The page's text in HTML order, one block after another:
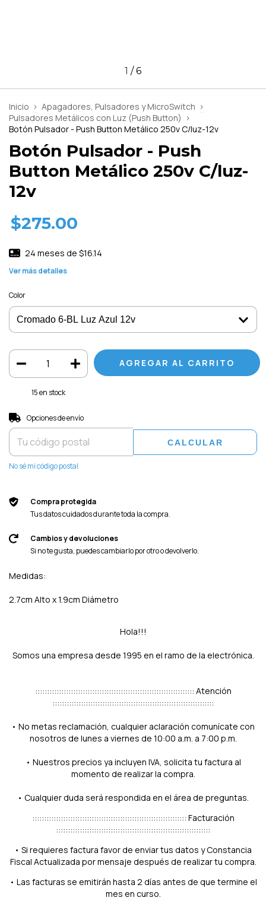
1 /6
Inicio > Apagadores, Pulsadores y MicroSwitch >
Pulsadores Metálicos con Luz (Push Button) >
Botón Pulsador - Push Button Metálico 250v C/luz-12v
Botón Pulsador - Push
Button Metálico 250v C/luz-
12v
$275.00
24 meses de $16.14
Ver más detalles
Color
15en stock
Entregas para el CP:
Opciones de envío
CALCULAR
No sé mi código postal
Compra protegida
Tus datos cuidados durante toda la compra.
Cambios y devoluciones
Si no te gusta, puedes cambiarlo por otro o devolverlo.
Medidas:
2.7cm Alto x 1.9cm Diámetro
Hola!!!
Somos una empresa desde 1995 en el ramo de la electrónica.
::::::::::::::::::::::::::::::::::::::::::::::::::::::::::::::::::: Atención
::::::::::::::::::::::::::::::::::::::::::::::::::::::::::::::::::::
• No metas reclamación, cualquier aclaración comunícate con
nosotros de lunes a viernes de 10:00 a.m. a 7:00 p.m.
• Nuestros precios ya incluyen IVA, solicita tu factura al
momento de realizar la compra.
• Cualquier duda será respondida en el área de preguntas.
::::::::::::::::::::::::::::::::::::::::::::::::::::::::::::::::: Facturación
:::::::::::::::::::::::::::::::::::::::::::::::::::::::::::::::::
• Si requieres factura favor de enviar tus datos y Constancia
Fiscal Actualizada por mensaje después de realizar tu compra.
• Las facturas se emitirán hasta 2 días antes de que termine el
mes en curso.